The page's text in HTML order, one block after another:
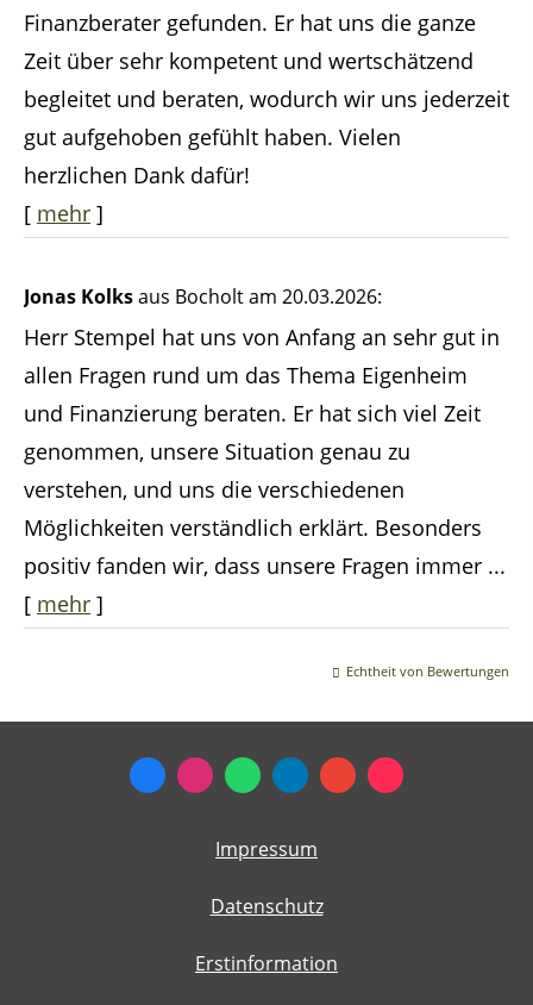
Finanzberater gefunden. Er hat uns die ganze
Zeit über sehr kompetent und wertschätzend
begleitet und beraten, wodurch wir uns jederzeit
gut aufgehoben gefühlt haben. Vielen
herzlichen Dank dafür!
[ mehr ]
Jonas Kolksaus Bocholtam 20.03.2026:
Herr Stempel hat uns von Anfang an sehr gut in
allen Fragen rund um das Thema Eigenheim
und Finanzierung beraten. Er hat sich viel Zeit
genommen, unsere Situation genau zu
verstehen, und uns die verschiedenen
Möglichkeiten verständlich erklärt. Besonders
positiv fanden wir, dass unsere Fragen immer ...
[ mehr ]
Echtheit von Bewertungen
Impressum
Datenschutz
Erstinformation